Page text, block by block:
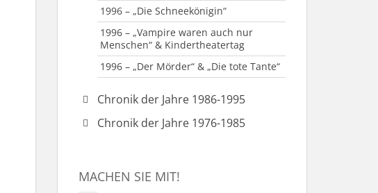
1996 – „Die Schneekönigin“
1996 – „Vampire waren auch nur
Menschen“ & Kindertheatertag
1996 – „Der Mörder“ & „Die tote Tante“
Chronik der Jahre 1986-1995
1995 – „Der Neurosenkavalier“
Chronik der Jahre 1976-1985
1983 – „Unser Dorf spielt Fußball“
MACHEN SIE MIT!